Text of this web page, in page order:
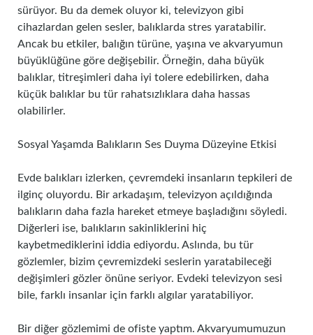
sürüyor. Bu da demek oluyor ki, televizyon gibi
cihazlardan gelen sesler, balıklarda stres yaratabilir.
Ancak bu etkiler, balığın türüne, yaşına ve akvaryumun
büyüklüğüne göre değişebilir. Örneğin, daha büyük
balıklar, titreşimleri daha iyi tolere edebilirken, daha
küçük balıklar bu tür rahatsızlıklara daha hassas
olabilirler.
Sosyal Yaşamda Balıkların Ses Duyma Düzeyine Etkisi
Evde balıkları izlerken, çevremdeki insanların tepkileri de
ilginç oluyordu. Bir arkadaşım, televizyon açıldığında
balıkların daha fazla hareket etmeye başladığını söyledi.
Diğerleri ise, balıkların sakinliklerini hiç
kaybetmediklerini iddia ediyordu. Aslında, bu tür
gözlemler, bizim çevremizdeki seslerin yaratabileceği
değişimleri gözler önüne seriyor. Evdeki televizyon sesi
bile, farklı insanlar için farklı algılar yaratabiliyor.
Bir diğer gözlemimi de ofiste yaptım. Akvaryumumuzun